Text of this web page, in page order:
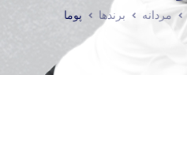
مردانه برندها پوما